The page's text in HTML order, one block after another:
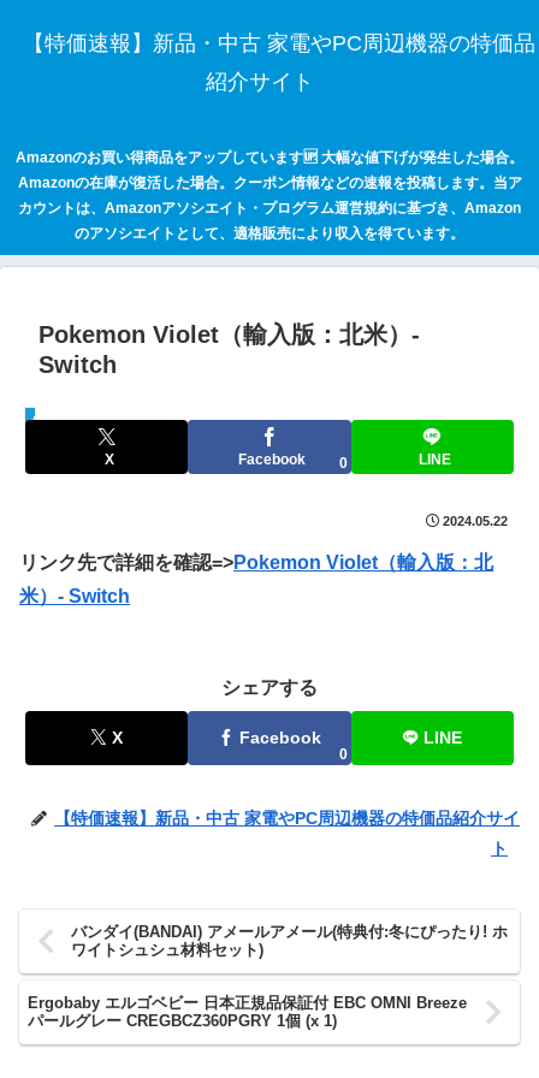
【特価速報】新品・中古 家電やPC周辺機器の特価品
紹介サイト
Amazonのお買い得商品をアップしています🆙 大幅な値下げが発生した場合。
Amazonの在庫が復活した場合。クーポン情報などの速報を投稿します。当ア
カウントは、Amazonアソシエイト・プログラム運営規約に基づき、Amazon
のアソシエイトとして、適格販売により収入を得ています。
Pokemon Violet（輸入版：北米）‐
Switch
セールハンター 激安情報まとめサイト
X Facebook 0 LINE
2024.05.22
リンク先で詳細を確認=>Pokemon Violet（輸入版：北
米）‐ Switch
シェアする
X Facebook
0
LINE
【特価速報】新品・中古 家電やPC周辺機器の特価品紹介サイ
ト
バンダイ(BANDAI) アメールアメール(特典付:冬にぴったり! ホ
ワイトシュシュ材料セット)
Ergobaby エルゴベビー 日本正規品保証付 EBC OMNI Breeze
パールグレー CREGBCZ360PGRY 1個 (x 1)